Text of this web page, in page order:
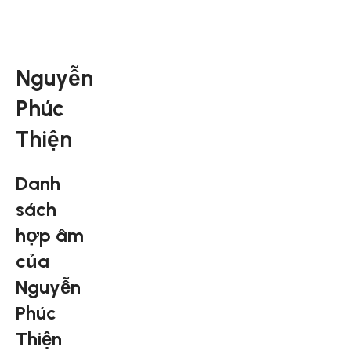
Nguyễn
Phúc
Thiện
Danh
sách
hợp âm
của
Nguyễn
Phúc
Thiện